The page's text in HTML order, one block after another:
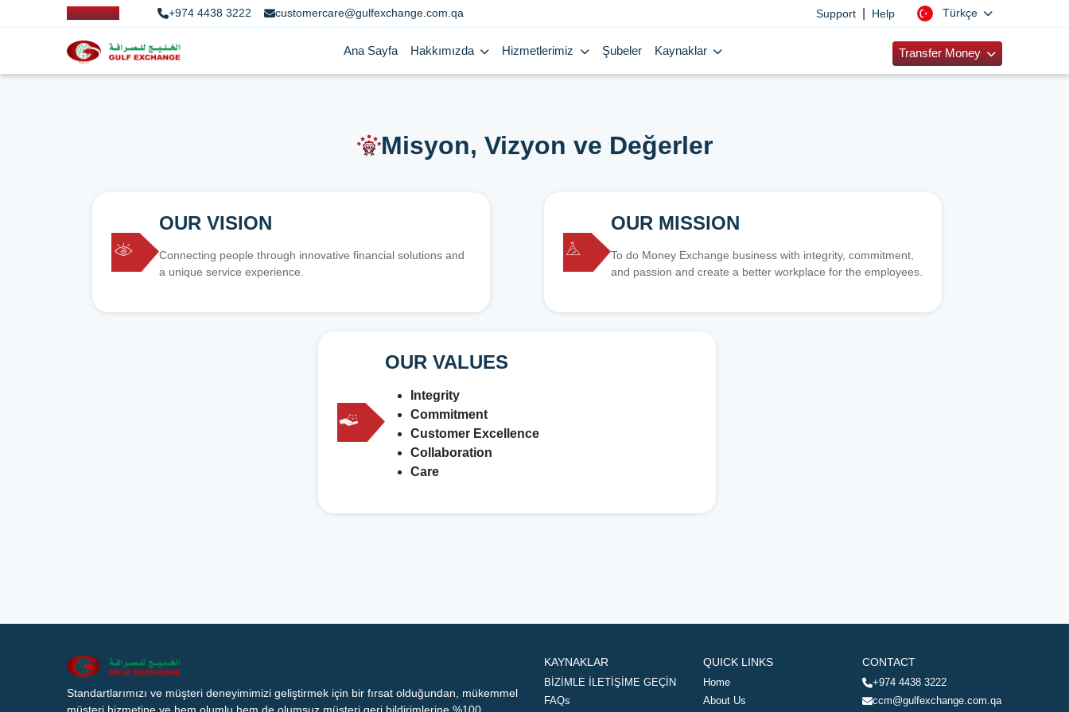
+974 4438 3222 customercare@gulfexchange.com.qa Support Help Türkçe
Ana Sayfa Hakkımızda Hizmetlerimiz Şubeler Kaynaklar Transfer Money
Misyon, Vizyon ve Değerler
OUR VISION
Connecting people through innovative financial solutions and
a unique service experience.
OUR MISSION
To do Money Exchange business with integrity, commitment,
and passion and create a better workplace for the employees.
OUR VALUES
Integrity
Commitment
Customer Excellence
Collaboration
Care
Standartlarımızı ve müşteri deneyimimizi geliştirmek için bir fırsat olduğundan, mükemmel
KAYNAKLAR
BİZİMLE İLETİŞİME GEÇİN
FAQs
QUICK LINKS
Home
About Us
CONTACT
+974 4438 3222
ccm@gulfexchange.com.qa